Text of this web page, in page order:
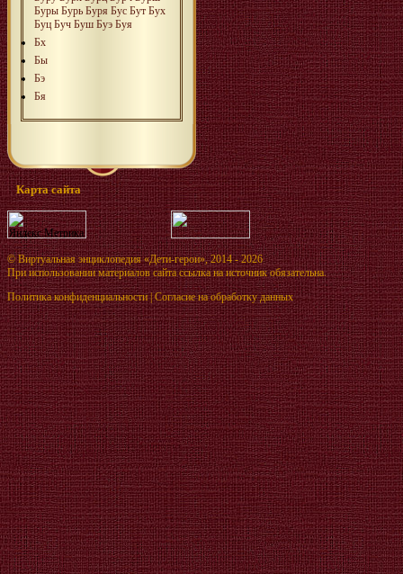
Буры Бурь Буря Бус Бут Бух
Буц Буч Буш Буэ Буя
Бх
Бы
Бэ
Бя
Карта сайта
©Виртуальная энциклопедия «Дети-герои», 2014 - 2026
При использовании материалов сайта ссылка на источник обязательна.
Политика конфиденциальности|Согласие на обработку данных